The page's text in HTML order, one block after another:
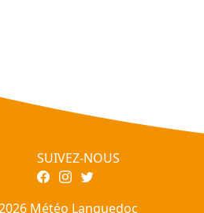
SUIVEZ-NOUS
Météo Languedoc